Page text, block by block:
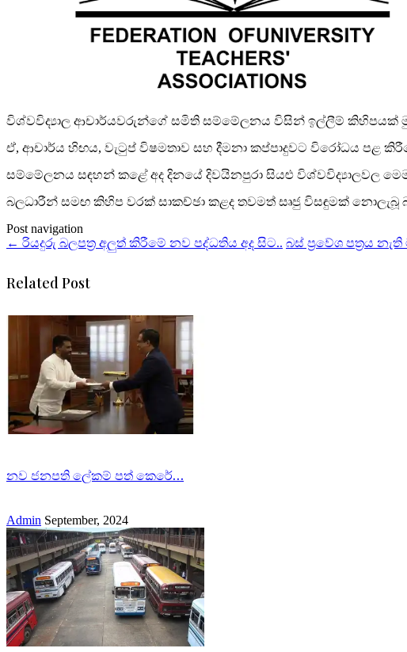
විශ්වවිද්‍යාල ආචාර්යවරුන්ගේ සමිති සම්මේලනය විසින් ඉල්ලීම් කිහිපයක්
ඒ, ආචාර්ය හිඟය, වැටුප් විෂමතාව සහ දීමනා කප්පාදුවට විරෝධය පළ
සම්මේලනය සඳහන් කළේ අද දිනයේ දිවයිනපුරා සියළු විශ්වවිද්‍යාලවල
බලධාරීන් සමඟ කිහිප වරක් සාකච්ඡා කළද තවමත් සෘජු විසඳුමක් නොලැබූ
Post navigation
← රියදුරු බලපත්‍ර අලුත් කිරීමේ නව පද්ධතිය අද සිට.. බස් ප්‍රවේශ පත්‍රය
Related Post
නව ජනපති ලේකම් පත් කෙරේ…
Admin September, 2024